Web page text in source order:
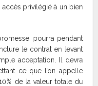
privilégié à un bien
pourra pendant
le contrat en levant
acceptation. Il devra
ce que l’on appelle
de la valeur totale du